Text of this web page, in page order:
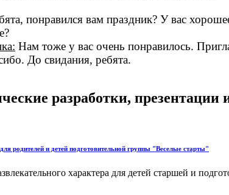
понравился вам праздник? У вас
Нам тоже у вас очень понравилось.
свидания, ребята.
разработки, презентации
родителей и детей подготовительной группы "Веселые старты"
характера для детей старшей и